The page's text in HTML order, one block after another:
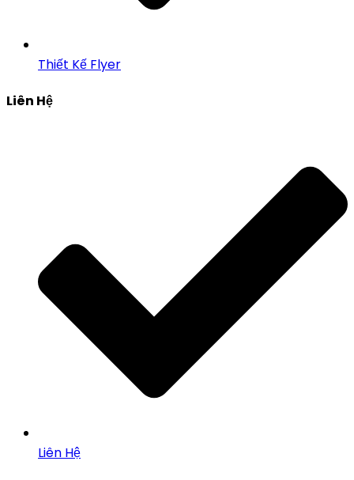
Thiết Kế Flyer
Liên Hệ
Liên Hệ